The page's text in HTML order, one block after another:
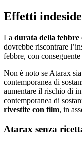
Effetti
La durata della febbre
dovrebbe riscontrare
febbre, con
Non è noto se Atarax
contemporanea di
aumentare il rischio di
contemporanea di
rivestite con film, in
Atarax senza